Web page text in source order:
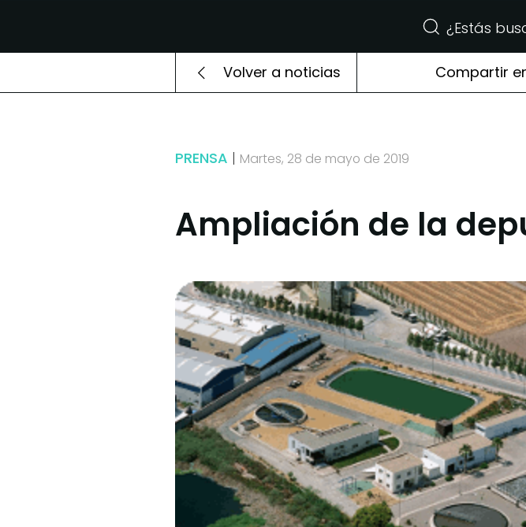
Volver a noticias Compartir
PRENSA Martes, 28 de mayo de 2019
Ampliación de la